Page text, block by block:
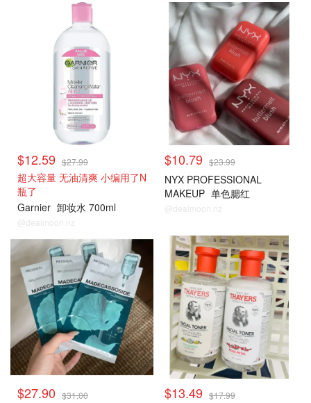
$12.59 $27.99
超大容量 无油清爽 小编用了N
瓶了
Garnier 卸妆水 700ml
@dealmoon.nz
$10.79 $23.99
NYX PROFESSIONAL
MAKEUP 单色腮红
@dealmoon.nz
$27.90 $31.00 $13.49 $17.99